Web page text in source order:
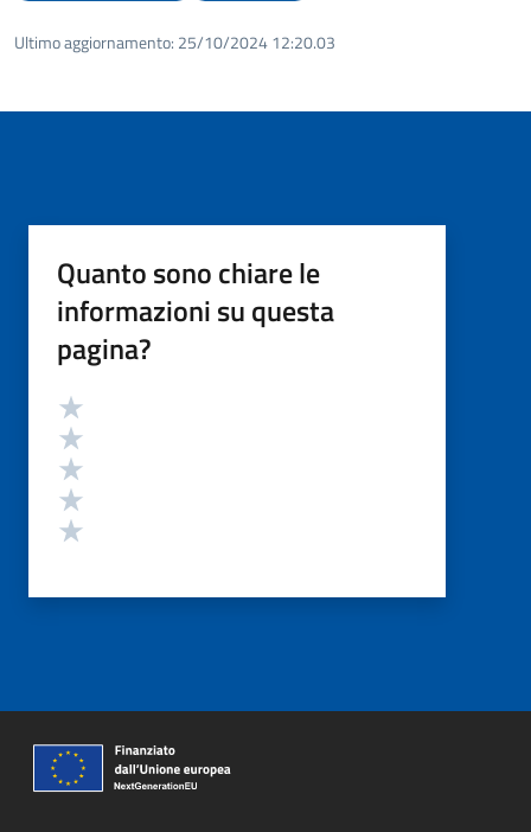
Ultimo aggiornamento: 25/10/2024 12:20.03
Quanto sono chiare le
informazioni su questa
pagina?
Valutazione